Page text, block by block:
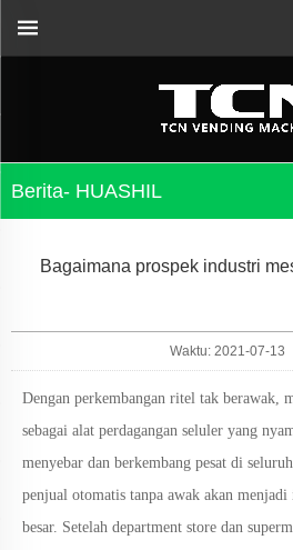
Berita- HUASHIL
Bagaimana prospek industri
Waktu: 2021-07-13
Dengan perkembangan ritel tak berawak,
sebagai alat perdagangan seluler yang
menyebar dan berkembang pesat di
penjual otomatis tanpa awak akan
besar. Setelah department store dan
Anda untuk panduan